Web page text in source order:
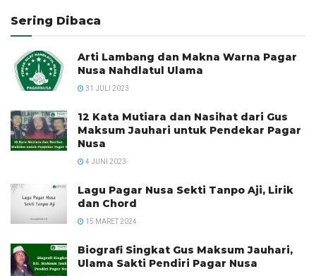
Sering Dibaca
Arti Lambang dan Makna Warna Pagar
Nusa Nahdlatul Ulama
31 JULI 2023
12 Kata Mutiara dan Nasihat dari Gus
Maksum Jauhari untuk Pendekar Pagar
Nusa
4 JUNI 2023
Lagu Pagar Nusa Sekti Tanpo Aji, Lirik
dan Chord
15 MARET 2024
Biografi Singkat Gus Maksum Jauhari,
Ulama Sakti Pendiri Pagar Nusa